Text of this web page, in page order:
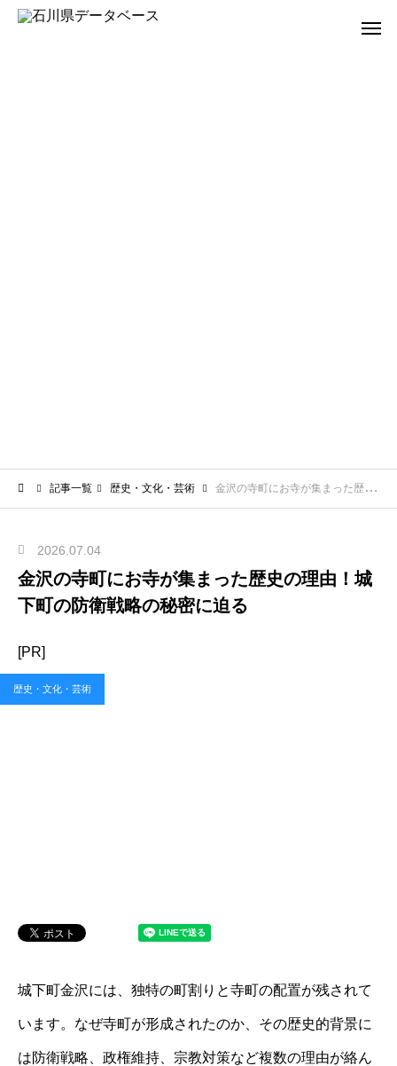
記事一覧 歴史・文化・芸術 金沢の寺町にお寺が集まった歴史の理由！城下町の防衛戦略の秘密に迫る
2026.07.04
金沢の寺町にお寺が集まった歴史の理由！城
下町の防衛戦略の秘密に迫る
[PR]
歴史・文化・芸術
城下町金沢には、独特の町割りと寺町の配置が残されて
います。なぜ寺町が形成されたのか、その歴史的背景に
は防衛戦略、政権維持、宗教対策など複数の理由が絡ん